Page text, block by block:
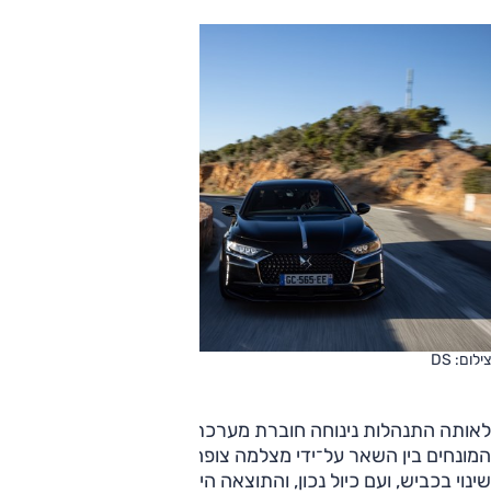
צילום: DS
לאותה התנהלות נינוחה חוברת מערכת מתלים אדפטיביים
המונחים בין השאר על־ידי מצלמה צופה־פני־שיבוש באספלט או
שינוי בכביש, ועם כיול נכון, והתוצאה היא נוחות נסיעה ברמה